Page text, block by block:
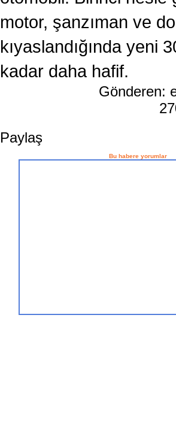
motor, şanzıman ve
kıyaslandığında yeni
kadar daha hafif.
Gönderen:
Paylaş
Bu habere yorumlar